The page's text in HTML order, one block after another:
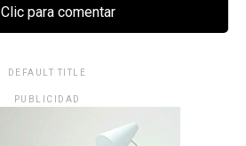
Clic para comentar
DEFAULT TITLE
PUBLICIDAD